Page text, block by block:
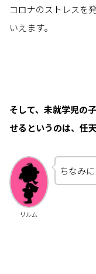
コロナのストレスを
いえます。
そして、未就学児の
せるというのは、任
リルム
ちなみに